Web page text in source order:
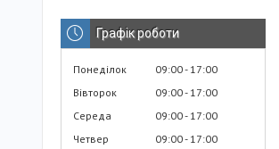
Графік роботи
Понеділок 09:00 17:00
Вівторок
09:00 17:00
Середа
09:00 17:00
Четвер
09:00 17:00